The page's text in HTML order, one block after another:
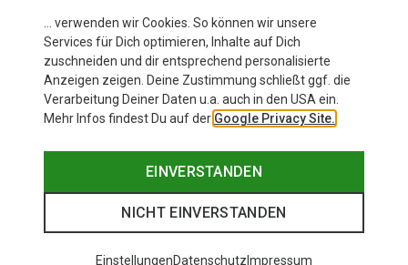
… verwenden wir Cookies. So können wir unsere
Services für Dich optimieren, Inhalte auf Dich
zuschneiden und dir entsprechend personalisierte
Anzeigen zeigen. Deine Zustimmung schließt ggf. die
Verarbeitung Deiner Daten u.a. auch in den USA ein.
Mehr Infos findest Du auf der Google Privacy Site.
EINVERSTANDEN
NICHT EINVERSTANDEN
EinstellungenDatenschutz Impressum